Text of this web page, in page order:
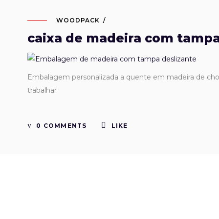
WOODPACK
caixa de madeira com
Embalagem personalizada a quente em madeira de
trabalhar
0 COMMENTS LIKE